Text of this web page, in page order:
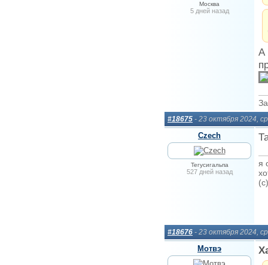
Москва
5 дней назад
А
#18675 - 23 октября 2024,
Сzech
Тегусигальпа
527 дней назад
я
(c)
#18676 - 23 октября 2024,
Мотвэ